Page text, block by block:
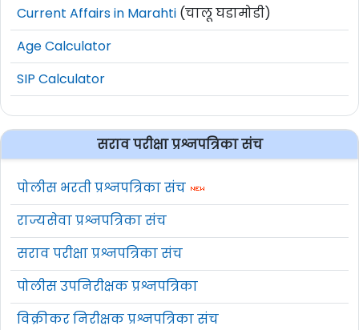
Current Affairs in Marahti (चालू घडामोडी)
Age Calculator
SIP Calculator
सराव परीक्षा प्रश्नपत्रिका संच
पोलीस भरती प्रश्नपत्रिका संच
राज्यसेवा प्रश्नपत्रिका संच
सराव परीक्षा प्रश्नपत्रिका संच
पोलीस उपनिरीक्षक प्रश्नपत्रिका
विक्रीकर निरीक्षक प्रश्नपत्रिका संच